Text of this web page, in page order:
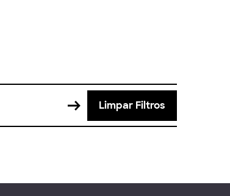
Limpar Filtros